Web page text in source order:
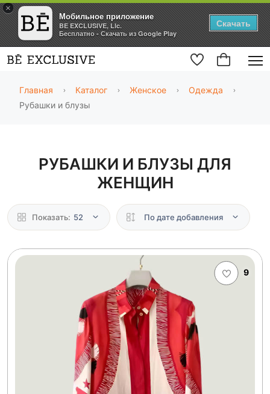
×
Мобильное приложение
BE EXCLUSIVE, Llc.
Бесплатно - Скачать из Google Play
Скачать
Главная Каталог Женское
Одежда
Рубашки и блузы
РУБАШКИ И БЛУЗЫ ДЛЯ
ЖЕНЩИН
Показать: 52 По дате добавления
9